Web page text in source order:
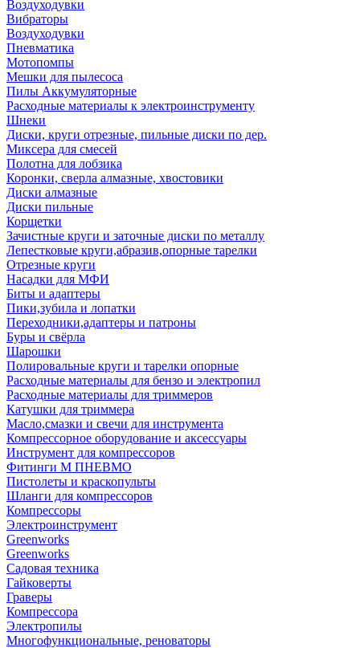
Воздуходувки
Вибраторы
Воздуходувки
Пневматика
Мотопомпы
Мешки для пылесоса
Пилы Аккумуляторные
Расходные материалы к электроинструменту
Шнеки
Диски, круги отрезные, пильные диски по дер.
Миксера для смесей
Полотна для лобзика
Коронки, сверла алмазные, хвостовики
Диски алмазные
Диски пильные
Корщетки
Зачистные круги и заточные диски по металлу
Лепестковые круги,абразив,опорные тарелки
Отрезные круги
Насадки для МФИ
Биты и адаптеры
Пики,зубила и лопатки
Переходники,адаптеры и патроны
Буры и свёрла
Шарошки
Полировальные круги и тарелки опорные
Расходные материалы для бензо и электропил
Расходные материалы для триммеров
Катушки для триммера
Масло,смазки и свечи для инструмента
Компрессорное оборудование и аксессуары
Инструмент для компрессоров
Фитинги М ПНЕВМО
Пистолеты и краскопульты
Шланги для компрессоров
Компрессоры
Электроинструмент
Greenworks
Greenworks
Садовая техника
Гайковерты
Граверы
Компрессора
Электропилы
Многофункциональные, реноваторы